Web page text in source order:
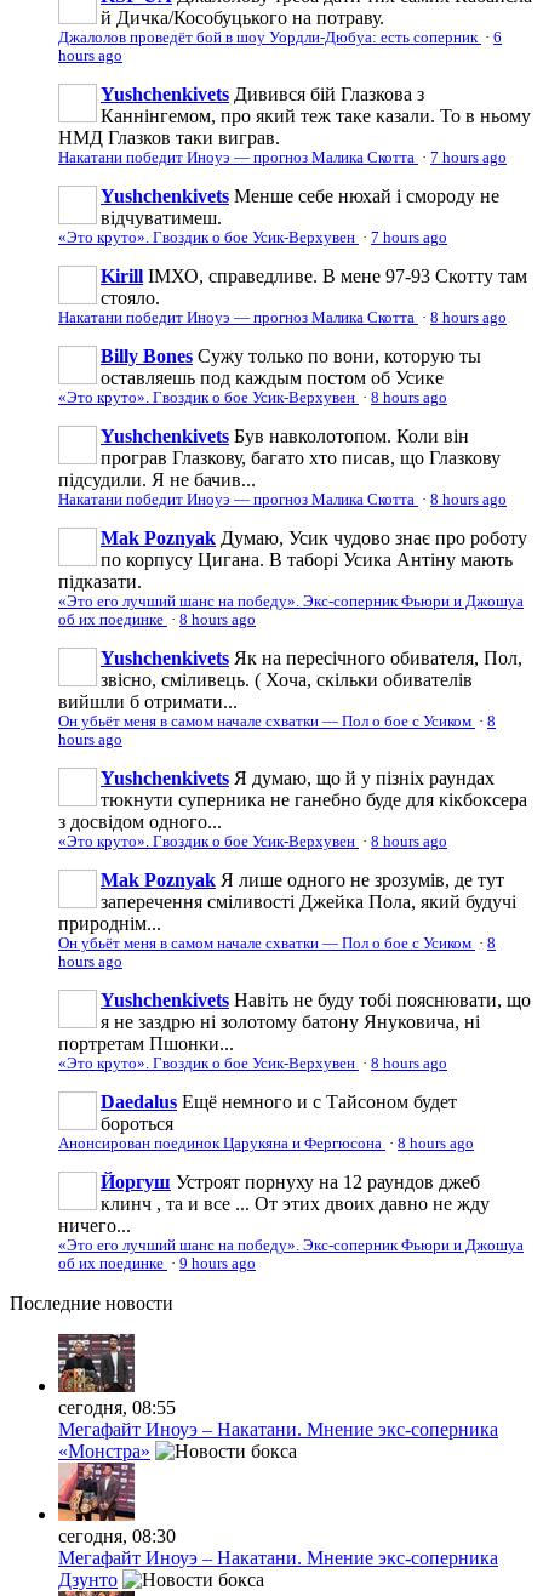
й Дичка/Кособуцького на потраву.
Джалолов проведёт бой в шоу Уордли-Дюбуа: есть соперник · 6
hours ago
Yushchenkivets Дивився бій Глазкова з
Каннінгемом, про який теж таке казали. То в ньому
НМД Глазков таки виграв.
Накатани победит Иноуэ — прогноз Малика Скотта · 7 hours ago
Yushchenkivets Менше себе нюхай і смороду не
відчуватимеш.
«Это круто». Гвоздик о бое Усик-Верхувен · 7 hours ago
Kirill ІМХО, справедливе. В мене 97-93 Скотту там
стояло.
Накатани победит Иноуэ — прогноз Малика Скотта · 8 hours ago
Billy Bones Сужу только по вони, которую ты
оставляешь под каждым постом об Усике
«Это круто». Гвоздик о бое Усик-Верхувен · 8 hours ago
Yushchenkivets Був навколотопом. Коли він
програв Глазкову, багато хто писав, що Глазкову
підсудили. Я не бачив...
Накатани победит Иноуэ — прогноз Малика Скотта · 8 hours ago
Mak Poznyak Думаю, Усик чудово знає про роботу
по корпусу Цигана. В таборі Усика Антіну мають
підказати.
«Это его лучший шанс на победу». Экс-соперник Фьюри и Джошуа
об их поединке · 8 hours ago
Yushchenkivets Як на пересічного обивателя, Пол,
звісно, сміливець. ( Хоча, скільки обивателів
вийшли б отримати...
Он убьёт меня в самом начале схватки — Пол о бое с Усиком · 8
hours ago
Yushchenkivets Я думаю, що й у пізніх раундах
тюкнути суперника не ганебно буде для кікбоксера
з досвідом одного...
«Это круто». Гвоздик о бое Усик-Верхувен · 8 hours ago
Mak Poznyak Я лише одного не зрозумів, де тут
заперечення сміливості Джейка Пола, який будучі
природнім...
Он убьёт меня в самом начале схватки — Пол о бое с Усиком · 8
hours ago
Yushchenkivets Навіть не буду тобі пояснювати, що
я не заздрю ні золотому батону Януковича, ні
портретам Пшонки...
«Это круто». Гвоздик о бое Усик-Верхувен · 8 hours ago
Daedalus Ещё немного и с Тайсоном будет
бороться
Анонсирован поединок Царукяна и Фергюсона · 8 hours ago
Йоргуш Устроят порнуху на 12 раундов джеб
клинч , та и все ... От этих двоих давно не жду
ничего...
«Это его лучший шанс на победу». Экс-соперник Фьюри и Джошуа
об их поединке · 9 hours ago
Последние новости
сегодня, 08:55
Мегафайт Иноуэ – Накатани. Мнение экс-соперника
«Монстра»
сегодня, 08:30
Мегафайт Иноуэ – Накатани. Мнение экс-соперника
Дзунто